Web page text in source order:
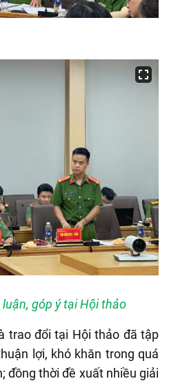
góp ý tại Hội thảo
trao đổi tại Hội thảo đã tập
lợi, khó khăn trong quá
đồng thời đề xuất nhiều giải